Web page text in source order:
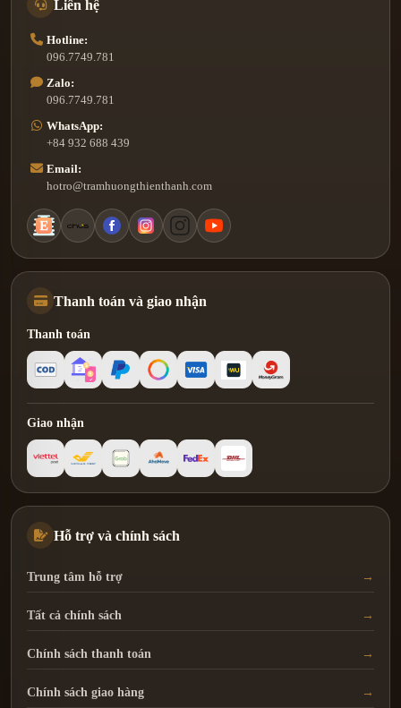
Liên hệ
Hotline:
096.7749.781
Zalo:
096.7749.781
WhatsApp:
+84 932 688 439
Email:
hotro@tramhuongthienthanh.com
Thanh toán và giao nhận
Thanh toán
Giao nhận
Hỗ trợ và chính sách
Trung tâm hỗ trợ
Tất cả chính sách
Chính sách thanh toán
Chính sách giao hàng